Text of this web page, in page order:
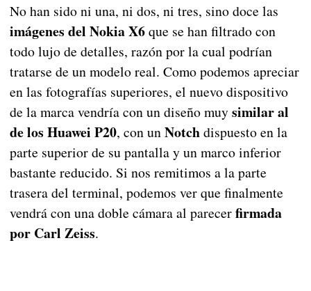
No han sido ni una, ni dos, ni tres, sino doce las
imágenes del Nokia X6que se han filtrado con
todo lujo de detalles, razón por la cual podrían
tratarse de un modelo real. Como podemos apreciar
en las fotografías superiores, el nuevo dispositivo
de la marca vendría con un diseño muysimilar al
de los Huawei P20, con unNotchdispuesto en la
parte superior de su pantalla y un marco inferior
bastante reducido. Si nos remitimos a la parte
trasera del terminal, podemos ver que finalmente
vendrá con una doble cámara al parecerfirmada
por Carl Zeiss.